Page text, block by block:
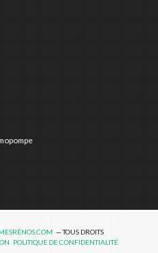
— TOUS DROITS
POLITIQUE DE CONFIDENTIALITÉ